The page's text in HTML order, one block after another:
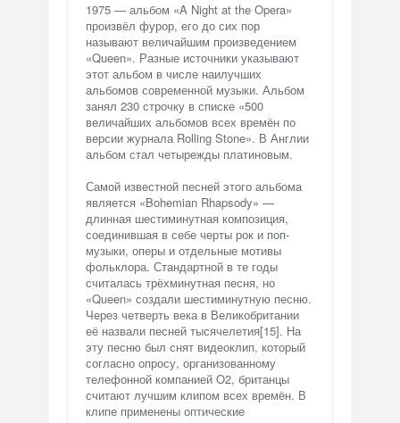
1975 — альбом «A Night at the Opera»
произвёл фурор, его до сих пор
называют величайшим произведением
«Queen». Разные источники указывают
этот альбом в числе наилучших
альбомов современной музыки. Альбом
занял 230 строчку в списке «500
величайших альбомов всех времён по
версии журнала Rolling Stone». В Англии
альбом стал четырежды платиновым.
Самой известной песней этого альбома
является «Bohemian Rhapsody» —
длинная шестиминутная композиция,
соединившая в себе черты рок и поп-
музыки, оперы и отдельные мотивы
фольклора. Стандартной в те годы
считалась трёхминутная песня, но
«Queen» создали шестиминутную песню.
Через четверть века в Великобритании
её назвали песней тысячелетия[15]. На
эту песню был снят видеоклип, который
согласно опросу, организованному
телефонной компанией O2, британцы
считают лучшим клипом всех времён. В
клипе применены оптические